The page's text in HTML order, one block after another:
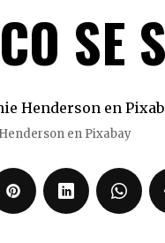
SE
en Pixabay